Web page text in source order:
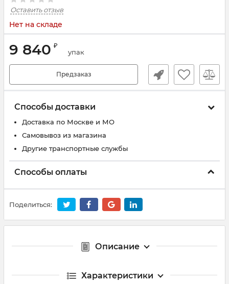
Оставить отзыв
Нет на складе
9 840 ₽
упак
Предзаказ
Способы доставки
Доставка по Москве и МО
Самовывоз из магазина
Другие транспортные службы
Способы оплаты
Поделиться:
Описание
Характеристики